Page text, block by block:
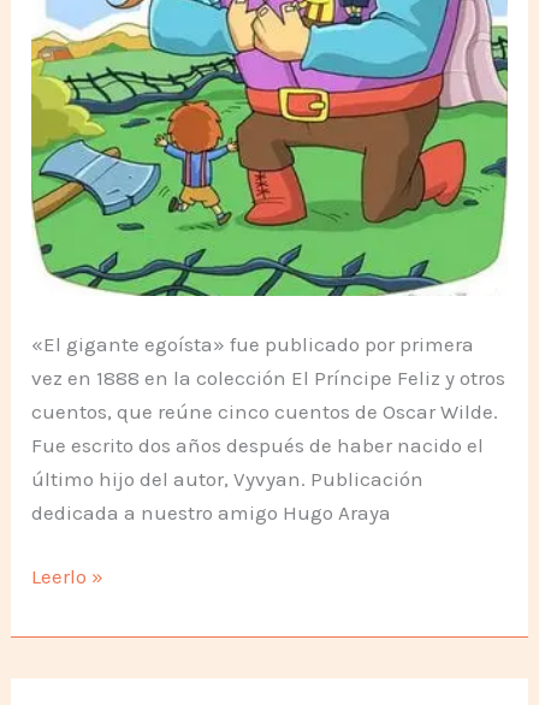
«El gigante egoísta» fue publicado por primera
vez en 1888 en la colección El Príncipe Feliz y otros
cuentos, que reúne cinco cuentos de Oscar Wilde.
Fue escrito dos años después de haber nacido el
último hijo del autor, Vyvyan. Publicación
dedicada a nuestro amigo Hugo Araya
El
Egoísta
Leerlo »